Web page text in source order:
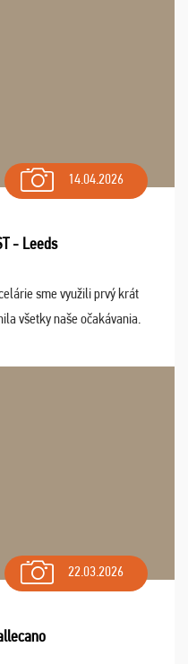
14.04.2026
- Leeds
sme využili prvý krát
všetky naše očakávania.
...
22.03.2026